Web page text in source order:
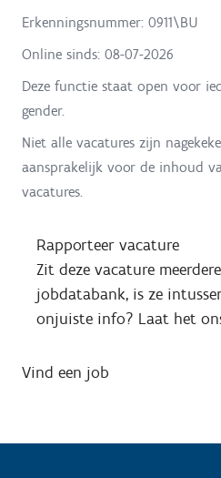
Erkenningsnummer: 0911\BU
Online sinds: 08-07-2026
Deze functie staat open voor
gender.
Niet alle vacatures zijn
aansprakelijk voor de inhoud
vacatures.
Rapporteer vacature
Zit deze vacature
jobdatabank, is ze
onjuiste info? Laat het
Vind een job